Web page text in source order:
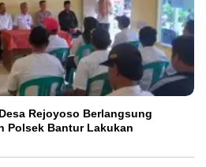
Rejoyoso Berlangsung
Polsek Bantur Lakukan